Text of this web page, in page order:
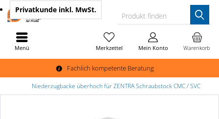
Fachlich kompetente Beratung
Produkt finden
Warenkorb
Merkzettel Mein Konto
Privatkunde inkl. MwSt.
Menü
Niederzugbacke überhoch für ZENTRA Schraubstock CMC / SVC